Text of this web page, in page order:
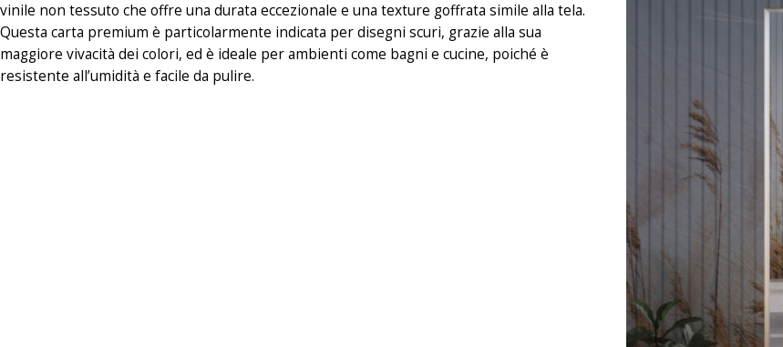
vinile non tessuto che offre una durata eccezionale e una texture goffrata simile alla tela.
Questa carta premium è particolarmente indicata per disegni scuri, grazie alla sua
maggiore vivacità dei colori, ed è ideale per ambienti come bagni e cucine, poiché è
resistente all’umidità e facile da pulire.